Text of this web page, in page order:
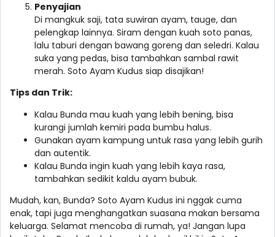
Penyajian
Di mangkuk saji, tata suwiran ayam, tauge, dan
pelengkap lainnya. Siram dengan kuah soto panas,
lalu taburi dengan bawang goreng dan seledri. Kalau
suka yang pedas, bisa tambahkan sambal rawit
merah. Soto Ayam Kudus siap disajikan!
Tips dan Trik:
Kalau Bunda mau kuah yang lebih bening, bisa
kurangi jumlah kemiri pada bumbu halus.
Gunakan ayam kampung untuk rasa yang lebih gurih
dan autentik.
Kalau Bunda ingin kuah yang lebih kaya rasa,
tambahkan sedikit kaldu ayam bubuk.
Mudah, kan, Bunda? Soto Ayam Kudus ini nggak cuma
enak, tapi juga menghangatkan suasana makan bersama
keluarga. Selamat mencoba di rumah, ya! Jangan lupa